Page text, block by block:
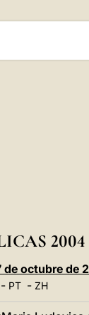
2004
de octubre de
PT- ZH